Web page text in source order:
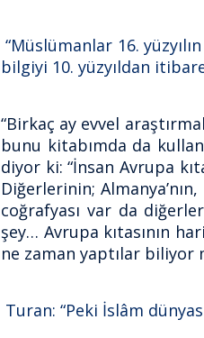
“Müslümanlar 16.
bilgiyi 10. yüzyıldan
“Birkaç ay evvel
bunu kitabımda da
diyor ki: “İnsan Avrupa
Diğerlerinin;
coğrafyası var da
şey… Avrupa kıtasının
ne zaman yaptılar biliyor
Turan: “Peki İslâm